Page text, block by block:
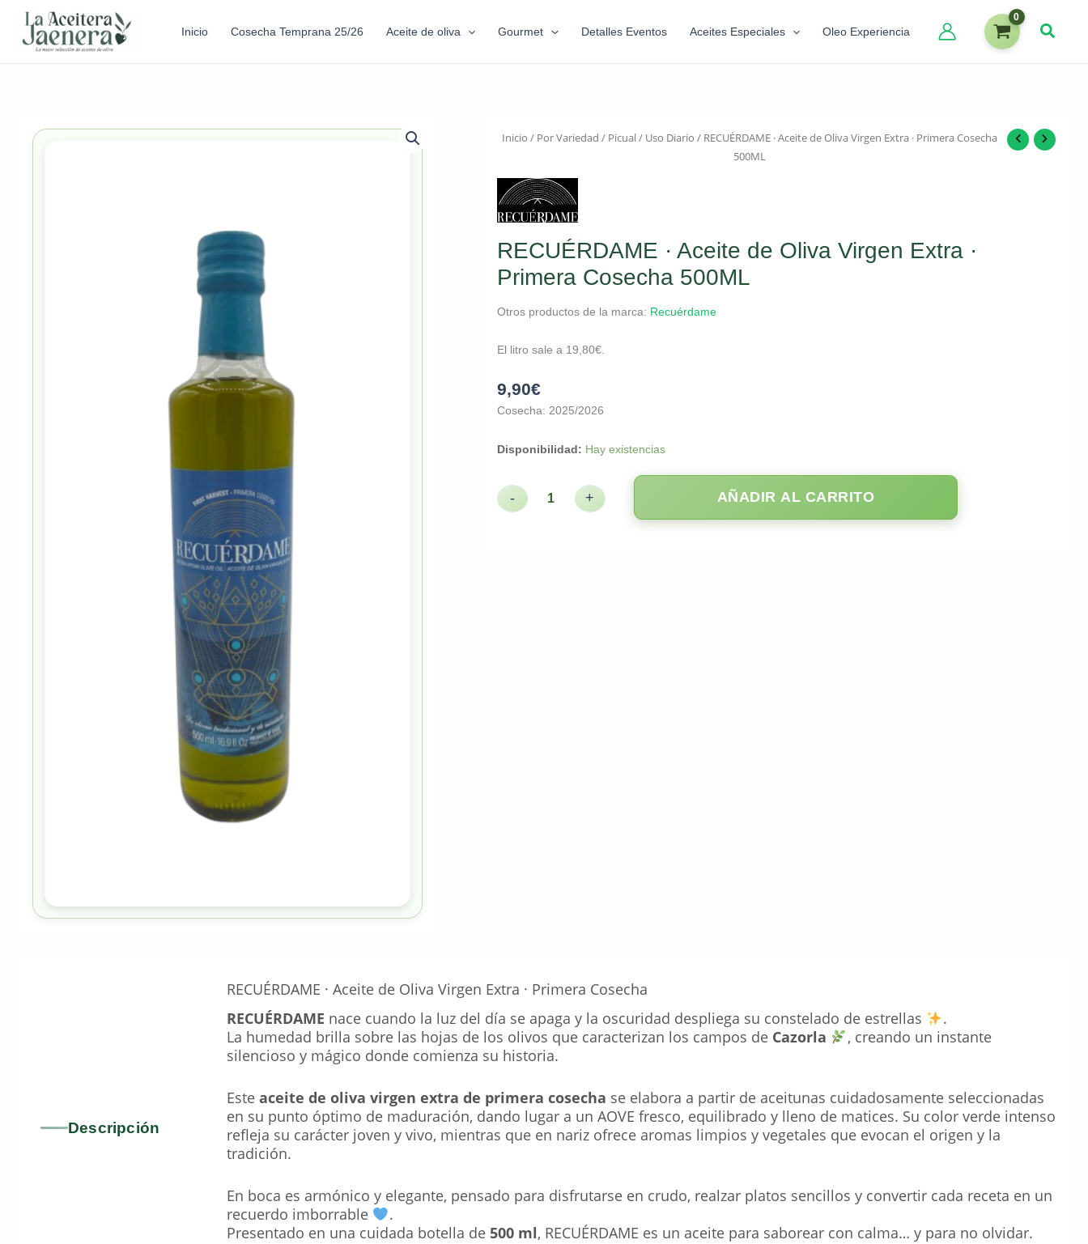
Inicio Cosecha Temprana 25/26 Aceite de oliva Gourmet Detalles Eventos Aceites Especiales Oleo Experiencia
Inicio / Por Variedad / Picual/ Uso Diario / RECUÉRDAME · Aceite de Oliva Virgen Extra · Primera Cosecha
500ML
RECUÉRDAME · Aceite de Oliva Virgen Extra ·
Primera Cosecha 500ML
Otros productos de la marca: Recuérdame
El litro sale a 19,80€.
9,90€
Cosecha: 2025/2026
Disponibilidad: Hay existencias
- + AÑADIR AL CARRITO
Descripción
RECUÉRDAME · Aceite de Oliva Virgen Extra · Primera Cosecha
RECUÉRDAME nace cuando la luz del día se apaga y la oscuridad despliega su constelado de estrellas
.
La humedad brilla sobre las hojas de los olivos que caracterizan los campos de Cazorla
, creando un instante
silencioso y mágico donde comienza su historia.
Este aceite de oliva virgen extra de primera cosecha se elabora a partir de aceitunas cuidadosamente seleccionadas
en su punto óptimo de maduración, dando lugar a un AOVE fresco, equilibrado y lleno de matices. Su color verde intenso
refleja su carácter joven y vivo, mientras que en nariz ofrece aromas limpios y vegetales que evocan el origen y la
tradición.
En boca es armónico y elegante, pensado para disfrutarse en crudo, realzar platos sencillos y convertir cada receta en un
recuerdo imborrable
.
Presentado en una cuidada botella de 500 ml, RECUÉRDAME es un aceite para saborear con calma… y para no olvidar.